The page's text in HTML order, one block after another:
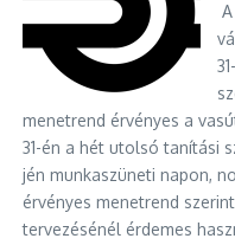
menetrend érvényes a
31-én a hét utolsó tanítási
jén munkaszüneti napon,
érvényes menetrend
tervezésénél érdemes